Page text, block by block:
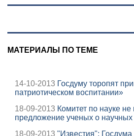
Wildberries,
МАТЕРИАЛЫ ПО ТЕМЕ
14-10-2013 Госдуму торопят
патриотическом воспитании»
18-09-2013 Комитет по науке
предложение ученых о научных
18-09-2013 "Известия":